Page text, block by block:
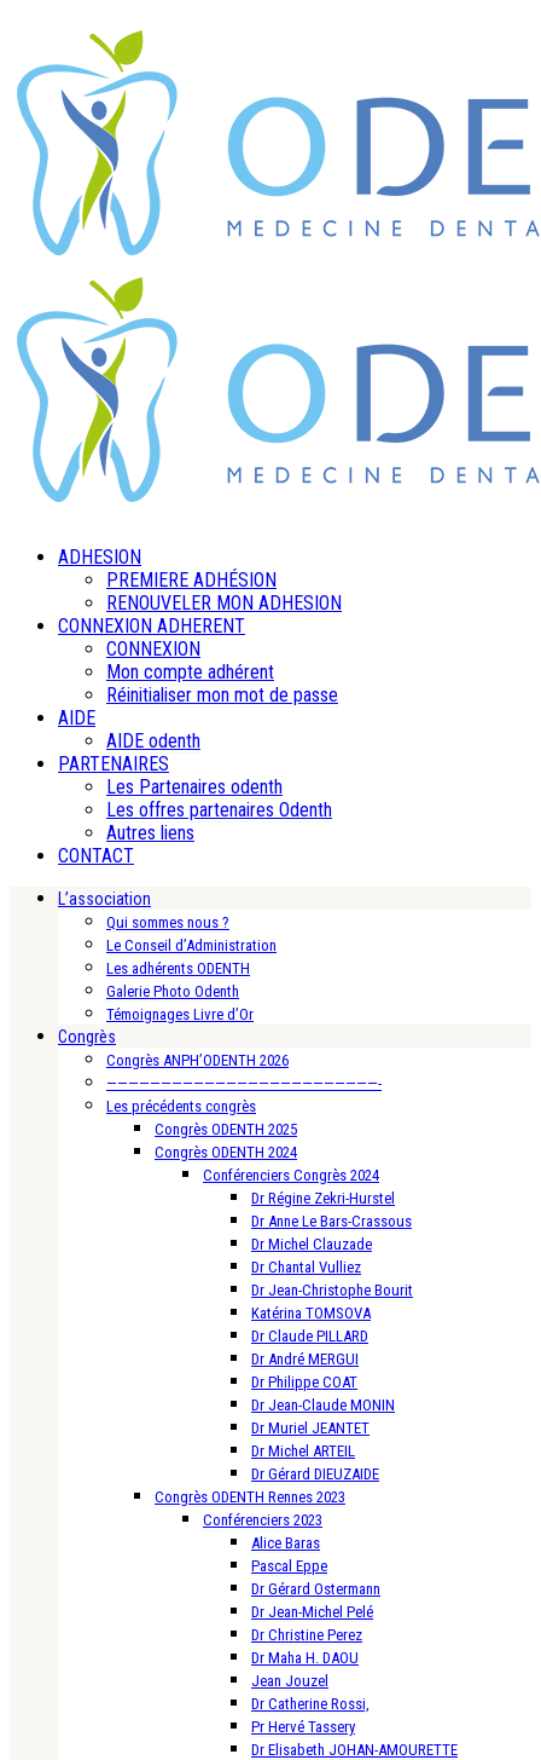
ADHESION
PREMIERE ADHÉSION
RENOUVELER MON ADHESION
CONNEXION ADHERENT
CONNEXION
Mon compte adhérent
Réinitialiser mon mot de passe
AIDE
AIDE odenth
PARTENAIRES
Les Partenaires odenth
Les offres partenaires Odenth
Autres liens
CONTACT
L’association
Qui sommes nous ?
Le Conseil d’Administration
Les adhérents ODENTH
Galerie Photo Odenth
Témoignages Livre d’Or
Congrès
Congrès ANPH’ODENTH 2026
—————————————————————————-
Les précédents congrès
Congrès ODENTH 2025
Congrès ODENTH 2024
Conférenciers Congrès 2024
Dr Régine Zekri-Hurstel
Dr Anne Le Bars-Crassous
Dr Michel Clauzade
Dr Chantal Vulliez
Dr Jean-Christophe Bourit
Katérina TOMSOVA
Dr Claude PILLARD
Dr André MERGUI
Dr Philippe COAT
Dr Jean-Claude MONIN
Dr Muriel JEANTET
Dr Michel ARTEIL
Dr Gérard DIEUZAIDE
Congrès ODENTH Rennes 2023
Conférenciers 2023
Alice Baras
Pascal Eppe
Dr Gérard Ostermann
Dr Jean-Michel Pelé
Dr Christine Perez
Dr Maha H. DAOU
Jean Jouzel
Dr Catherine Rossi,
Pr Hervé Tassery
Dr Elisabeth JOHAN-AMOURETTE